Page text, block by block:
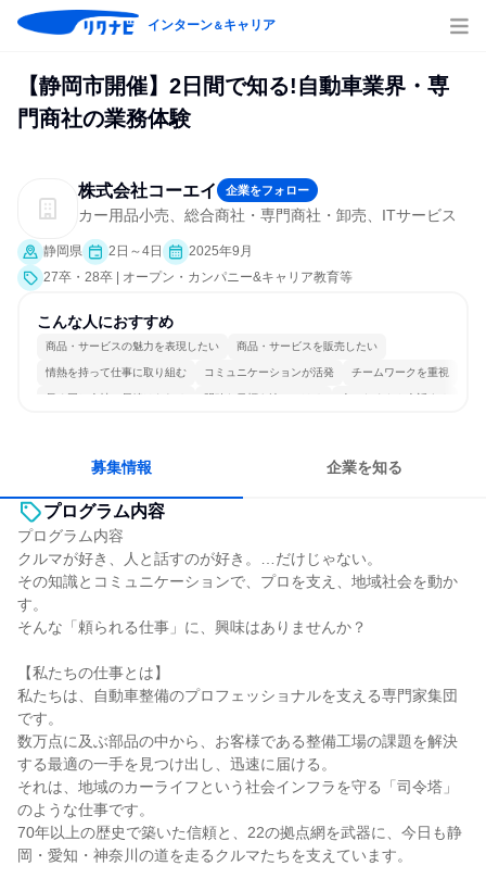
インターン＆キャリア
【静岡市開催】2日間で知る!自動車業界・専
門商社の業務体験
株式会社コーエイ 企業をフォロー
カー用品小売、総合商社・専門商社・卸売、ITサービス
静岡県 2日～4日
2025年9月
27卒・28卒 | オープン・カンパニー&キャリア教育等
こんな人におすすめ
商品・サービスの魅力を表現したい 商品・サービスを販売したい
情熱を持って仕事に取り組む コミュニケーションが活発 チームワークを重視
長く同じ会社に居続けられる 明確な目標を追いかける 人とたくさん会話する
募集情報 企業を知る
プログラム内容
プログラム内容
クルマが好き、人と話すのが好き。…だけじゃない。
その知識とコミュニケーションで、プロを支え、地域社会を動か
す。
そんな「頼られる仕事」に、興味はありませんか？
【私たちの仕事とは】
私たちは、自動車整備のプロフェッショナルを支える専門家集団
です。
数万点に及ぶ部品の中から、お客様である整備工場の課題を解決
する最適の一手を見つけ出し、迅速に届ける。
それは、地域のカーライフという社会インフラを守る「司令塔」
のような仕事です。
70年以上の歴史で築いた信頼と、22の拠点網を武器に、今日も静
岡・愛知・神奈川の道を走るクルマたちを支えています。